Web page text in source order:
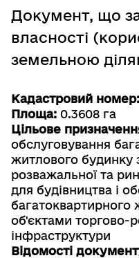
Документ, що
власності
земельною
Кадастровий номер:
Площа: 0.3608 га
Цільове
обслуговування
житлового будинку
розважальної та
для будівництва і
багатоквартирного
об'єктами торгово-
інфраструктури
Відомості